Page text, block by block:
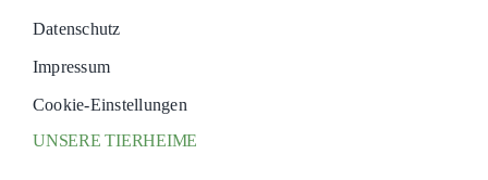
Datenschutz
Impressum
Cookie-Einstellungen
UNSERE TIERHEIME